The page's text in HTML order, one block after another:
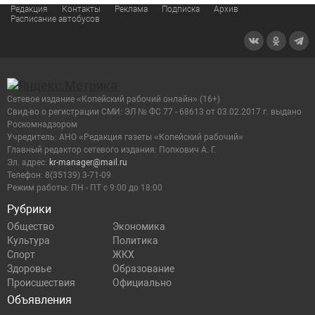
Редакция Контакты Реклама Подписка
Архив
Расписание автобусов
Рубрики
Общество
Экономика
Культура
Политика
Спорт
ЖКХ
Здоровье
Образование
Происшествия
Официально
Объявления
Сетевое издание «Копейский рабочий онлайн» (16+)
Cвид-во о регистрации СМИ: ЭЛ № ФС 77 - 68613 от 03.02.2017 г. выдано
Роскомнадзором
Учредитель: АНО «Редакция газеты «Копейский рабочий»
Главный редактор сетевого издания: Попкович А. Г.
Эл. адрес: kr-manager@mail.ru
Телефон: 8(35139) 3-71-09
Режим работы: ПН - ПТ с 9:00 до 18:00